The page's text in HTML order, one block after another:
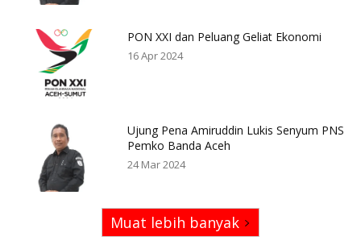
PON XXI dan Peluang Geliat Ekonomi
16 Apr 2024
Ujung Pena Amiruddin Lukis Senyum PNS
Pemko Banda Aceh
24 Mar 2024
Muat lebih banyak